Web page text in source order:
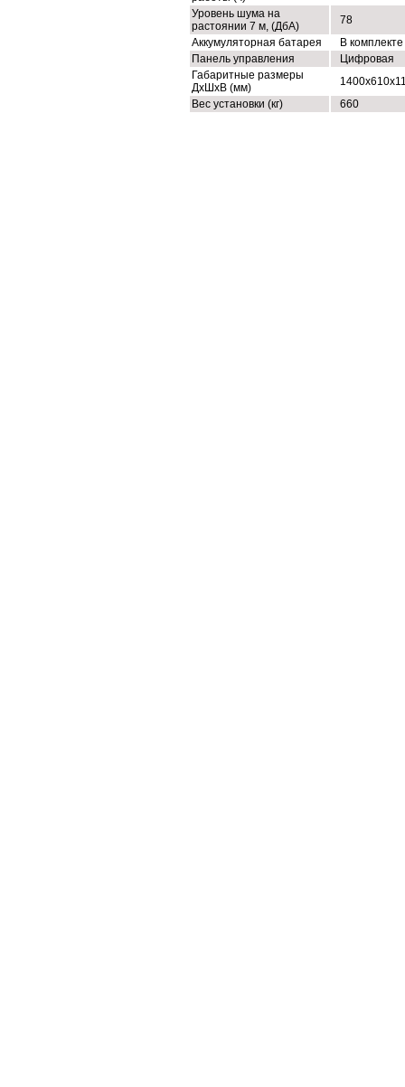
Уровень шума на
растоянии 7 м, (ДбА)
78
Аккумуляторная батарея
В комплекте
Панель управления
Цифровая
Габаритные размеры
ДхШхВ (мм)
Вес установки (кг)
660